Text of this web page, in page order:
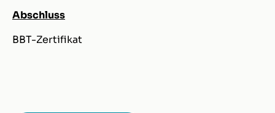
Abschluss
BBT-Zertifikat